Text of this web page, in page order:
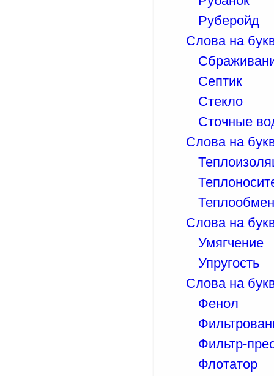
Руберойд
Слова на
Септик
Стекло
Сточные
Слова на
Слова на
Умягчение
Упругость
Слова на
Фенол
Фильтр-
Флотатор